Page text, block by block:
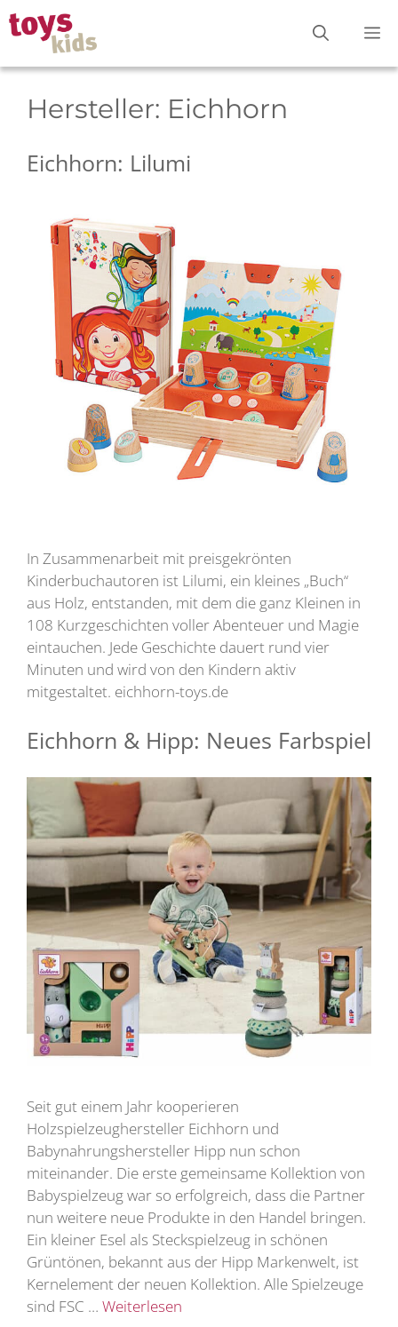
Zum
Inhalt
springen
Hersteller: Eichhorn
Eichhorn: Lilumi
In Zusammenarbeit mit preisgekrönten
Kinderbuchautoren ist Lilumi, ein kleines „Buch“
aus Holz, entstanden, mit dem die ganz Kleinen in
108 Kurzgeschichten voller Abenteuer und Magie
eintauchen. Jede Geschichte dauert rund vier
Minuten und wird von den Kindern aktiv
mitgestaltet. eichhorn-toys.de
Eichhorn & Hipp: Neues Farbspiel
Seit gut einem Jahr kooperieren
Holzspielzeughersteller Eichhorn und
Babynahrungshersteller Hipp nun schon
miteinander. Die erste gemeinsame Kollektion von
Babyspielzeug war so erfolgreich, dass die Partner
nun weitere neue Produkte in den Handel bringen.
Ein kleiner Esel als Steckspielzeug in schönen
Grüntönen, bekannt aus der Hipp Markenwelt, ist
Kernelement der neuen Kollektion. Alle Spielzeuge
sind FSC … Weiterlesen